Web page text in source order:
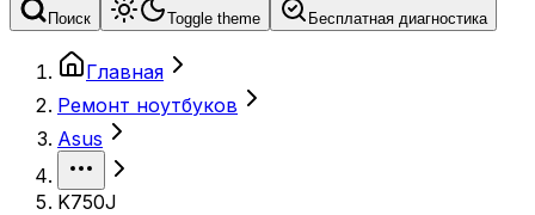
Поиск Toggle theme Бесплатная диагностика
Главная
Ремонт ноутбуков
Asus
K750J